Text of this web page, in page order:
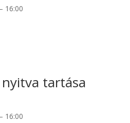
16:00
tartása
16:00